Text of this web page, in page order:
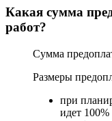
Какая сумма
работ?
Сумма
Размеры
при
идет 100%